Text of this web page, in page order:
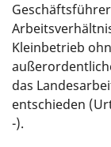
Kleinbetrieb
das
entschieden
-).